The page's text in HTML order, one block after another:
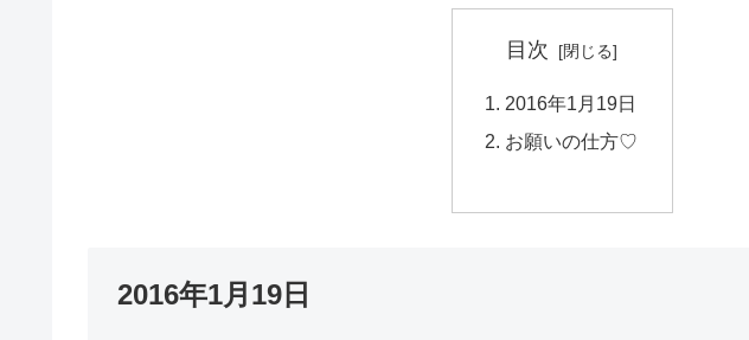
目次
2016年1月19日
お願いの仕方♡
2016年1月19日